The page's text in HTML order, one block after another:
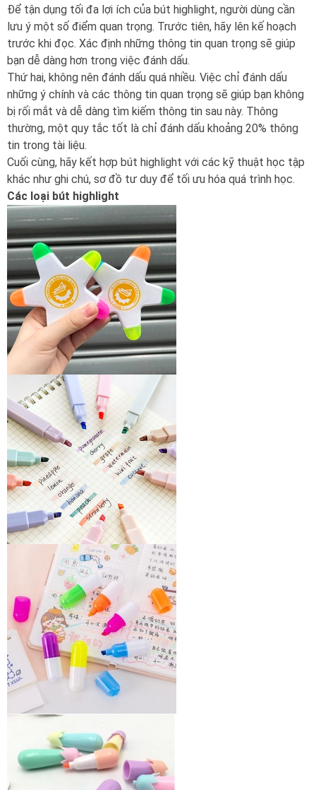
Để tận dụng tối đa lợi ích của bút highlight, người dùng cần
lưu ý một số điểm quan trọng. Trước tiên, hãy lên kế hoạch
trước khi đọc. Xác định những thông tin quan trọng sẽ giúp
bạn dễ dàng hơn trong việc đánh dấu.
Thứ hai, không nên đánh dấu quá nhiều. Việc chỉ đánh dấu
những ý chính và các thông tin quan trọng sẽ giúp bạn không
bị rối mắt và dễ dàng tìm kiếm thông tin sau này. Thông
thường, một quy tắc tốt là chỉ đánh dấu khoảng 20% thông
tin trong tài liệu.
Cuối cùng, hãy kết hợp bút highlight với các kỹ thuật học tập
khác như ghi chú, sơ đồ tư duy để tối ưu hóa quá trình học.
Các loại bút highlight